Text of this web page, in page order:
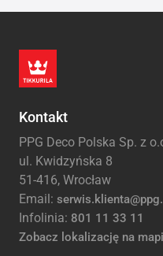
Kontakt
PPG Deco Polska Sp. z
ul. Kwidzyńska 8
51-416, Wrocław
Email:
Infolinia: 801 11 33 11
Zobacz lokalizację na